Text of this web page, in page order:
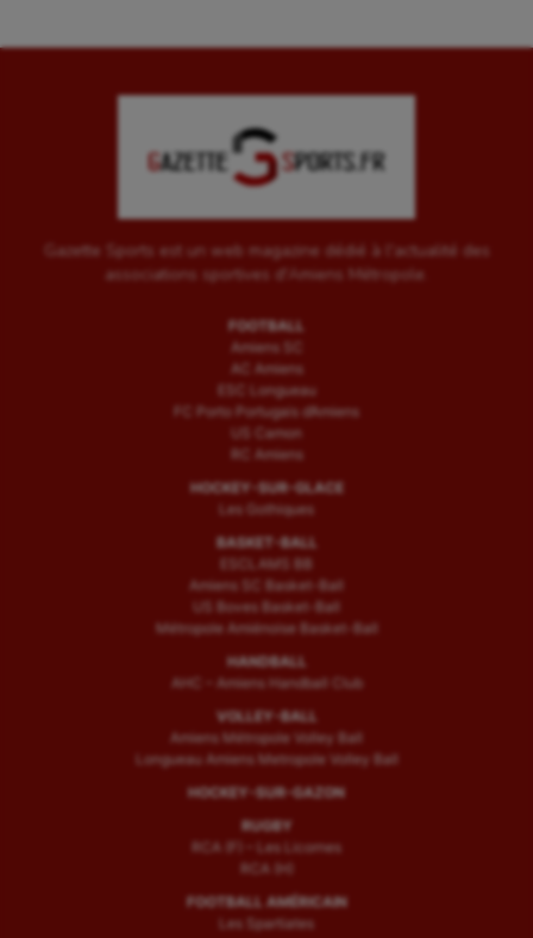
Omnisports
Outdoor
Pétanque
Randonnée / Marche
Sarbacane
Sport adapté
Sport handicap
Sport-entreprise
Sport-santé
Tir à l'arc
Triathlon
Gazette Sports est un web magazine dédié à l'actualité des
associations sportives d'Amiens Métropole.
FOOTBALL
Amiens SC
AC Amiens
ESC Longueau
FC Porto Portugais d’Amiens
US Camon
RC Amiens
HOCKEY-SUR-GLACE
Les Gothiques
BASKET-BALL
ESCLAMS BB
Amiens SC Basket-Ball
US Boves Basket-Ball
Métropole Amiénoise Basket-Ball
HANDBALL
AHC – Amiens Handball Club
VOLLEY-BALL
Amiens Métropole Volley Ball
Longueau Amiens Metropole Volley Ball
HOCKEY-SUR-GAZON
RUGBY
RCA (F) – Les Licornes
RCA (H)
FOOTBALL AMÉRICAIN
Les Spartiates